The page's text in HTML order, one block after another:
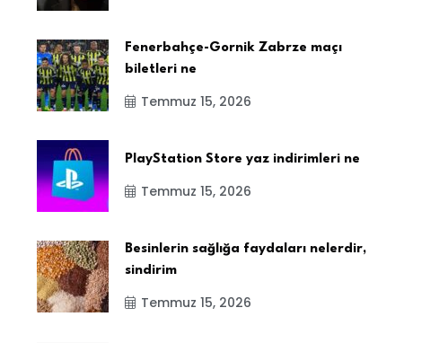
Fenerbahçe-Gornik Zabrze maçı
biletleri ne
Temmuz 15, 2026
PlayStation Store yaz indirimleri ne
Temmuz 15, 2026
Besinlerin sağlığa faydaları nelerdir,
sindirim
Temmuz 15, 2026